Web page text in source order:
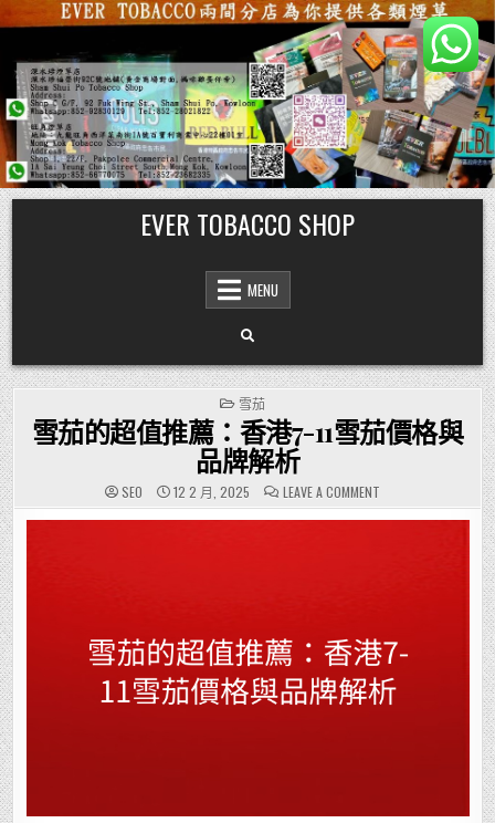
Skip
to
content
EVER TOBACCO SHOP
MENU
POSTED
IN
雪茄
雪茄的超值推薦：香港7-11雪茄價格與
品牌解析
SEO 12 2 月, 2025 LEAVE A COMMENTON
雪
茄
雪
茄
價
格
與